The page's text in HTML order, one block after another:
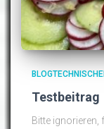
Testbeitrag
Bitte ignorieren,